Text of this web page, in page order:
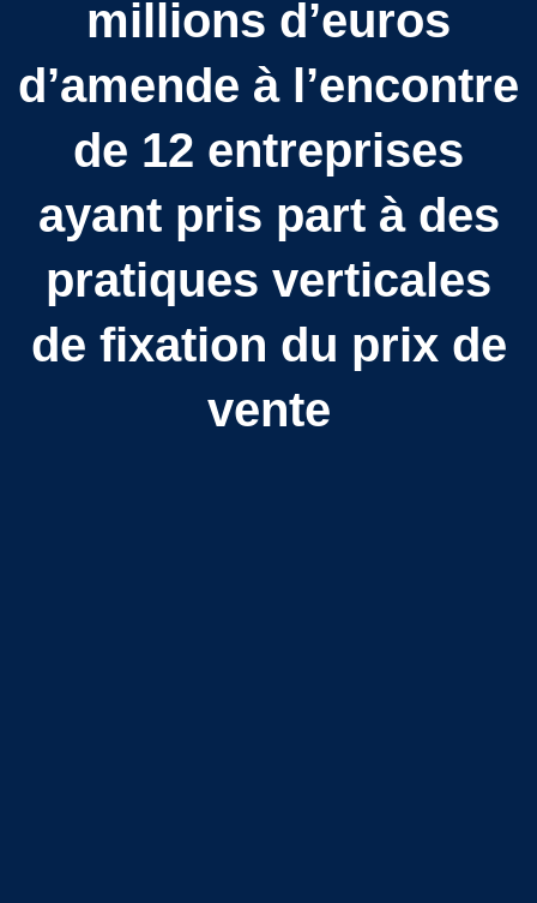
millions d’euros
d’amende à l’encontre
de 12 entreprises
ayant pris part à des
pratiques verticales
de fixation du prix de
vente